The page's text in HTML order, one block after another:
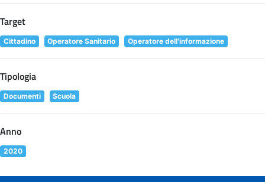
Target
Cittadino Operatore Sanitario Operatore dell'informazione
Tipologia
Documenti Scuola
Anno
2020